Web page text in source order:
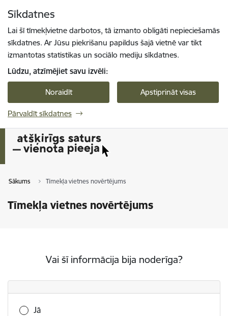
Sīkdatnes
Lai šī tīmekļvietne darbotos, tā izmanto obligāti nepieciešamās
sīkdatnes. Ar Jūsu piekrišanu papildus šajā vietnē var tikt
izmantotas statistikas un sociālo mediju sīkdatnes.
Lūdzu, atzīmējiet savu izvēli:
Noraidīt Apstiprināt visas
Pārvaldīt sīkdatnes
Sākums Tīmekļa vietnes novērtējums
Tīmekļa vietnes novērtējums
Vai šī informācija bija noderīga?
Vai šī informācija bija noderīga?
Jā